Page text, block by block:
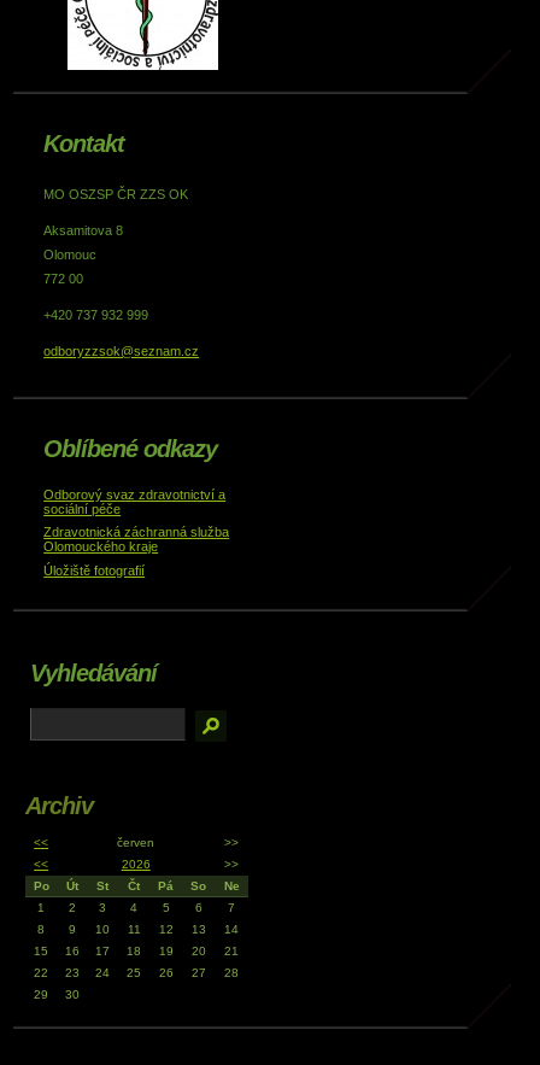
Kontakt
MO OSZSP ČR ZZS OK
Aksamitova 8
Olomouc
772 00
+420 737 932 999
odboryzzsok@seznam.cz
Oblíbené odkazy
Odborový svaz zdravotnictví a
sociální péče
Zdravotnická záchranná služba
Olomouckého kraje
Úložiště fotografií
Vyhledávání
Archiv
<< červen
>>
<<
2026
>>
Po
Út St Čt Pá So
Ne
1
2 3 4 5 6
7
8
9 10 11 12 13
14
15
16 17 18 19 20
21
22
23 24 25 26 27
28
29
30